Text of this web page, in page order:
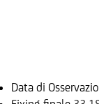
Data di